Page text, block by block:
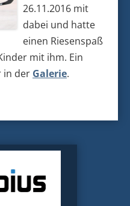
26.11.2016 mit
dabei und hatte
einen Riesenspaß
mit ihm. Ein
in der Galerie.